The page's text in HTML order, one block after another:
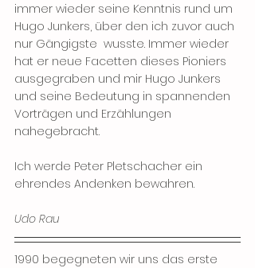
immer wieder seine Kenntnis rund um
Hugo Junkers, über den ich zuvor auch
nur Gängigste  wusste. Immer wieder
hat er neue Facetten dieses Pioniers
ausgegraben und mir Hugo Junkers
und seine Bedeutung in spannenden
Vorträgen und Erzählungen
nahegebracht.
Ich werde Peter Pletschacher ein
ehrendes Andenken bewahren.
Udo Rau
1990 begegneten wir uns das erste